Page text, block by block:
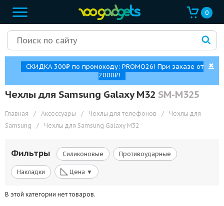
0
СКИДКА 300₽ по промокоду: PROMO26! При заказе от
2000₽!
✖
Чехлы для Samsung Galaxy M32 SM-M325
Главная / Аксессуары / Чехлы для телефонов /
Чехлы для
Samsung
/ Чехлы для Samsung Galaxy M32
Фильтры Силиконовые Противоударные
Накладки ◺ Цена ▼
В этой категории нет товаров.